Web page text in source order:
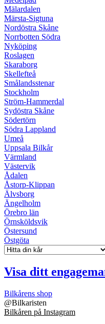
Mälardalen
Märsta-Sigtuna
Nordöstra Skåne
Norrbotten Södra
Nyköping
Roslagen
Skaraborg
Skellefteå
Smålandsstenar
Stockholm
Ström-Hammerdal
Sydöstra Skåne
Södertörn
Södra Lappland
Umeå
Uppsala Bilkår
Värmland
Västervik
Ådalen
Åstorp-Klippan
Älvsborg
Ängelholm
Örebro län
Örnsköldsvik
Östersund
Östgöta
Visa ditt
Bilkårens shop
@Bilkaristen
Bilkåren på Instagram